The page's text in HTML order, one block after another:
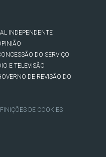
INDEPENDENTE
DO SERVIÇO
E TELEVISÃO
DE REVISÃO DO
DE COOKIES